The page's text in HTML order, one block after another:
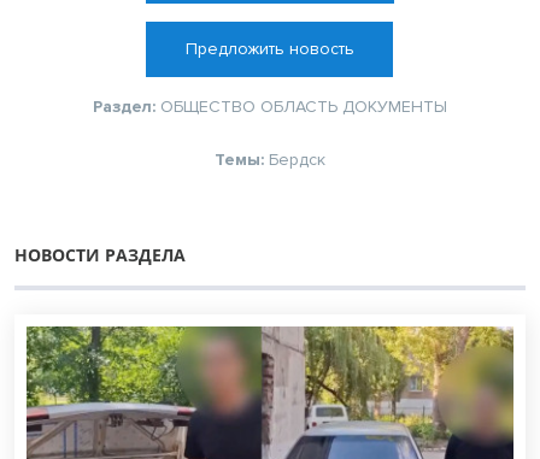
Предложить новость
Раздел: ОБЩЕСТВО ОБЛАСТЬ ДОКУМЕНТЫ
Темы: Бердск
НОВОСТИ РАЗДЕЛА